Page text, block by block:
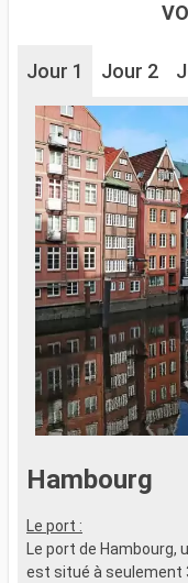
Jour 1 Jour 2
Hambourg
Le port :
Le port de Hambourg,
est situé à seulement